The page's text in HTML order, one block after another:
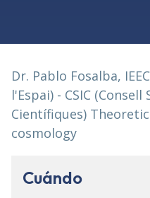
Dr. Pablo Fosalba,
l'Espai) - CSIC
Científiques)
cosmology
Cuándo